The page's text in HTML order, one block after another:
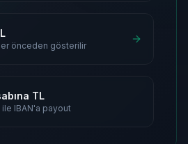
önceden gösterilir
TL
ile IBAN'a payout